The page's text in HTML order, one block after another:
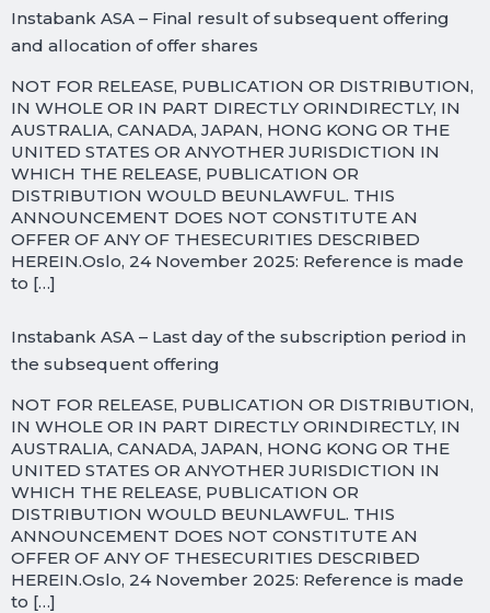
Instabank ASA – Final result of subsequent offering
and allocation of offer shares
NOT FOR RELEASE, PUBLICATION OR DISTRIBUTION,
IN WHOLE OR IN PART DIRECTLY ORINDIRECTLY, IN
AUSTRALIA, CANADA, JAPAN, HONG KONG OR THE
UNITED STATES OR ANYOTHER JURISDICTION IN
WHICH THE RELEASE, PUBLICATION OR
DISTRIBUTION WOULD BEUNLAWFUL. THIS
ANNOUNCEMENT DOES NOT CONSTITUTE AN
OFFER OF ANY OF THESECURITIES DESCRIBED
HEREIN.Oslo, 24 November 2025: Reference is made
to […]
Instabank ASA – Last day of the subscription period in
the subsequent offering
NOT FOR RELEASE, PUBLICATION OR DISTRIBUTION,
IN WHOLE OR IN PART DIRECTLY ORINDIRECTLY, IN
AUSTRALIA, CANADA, JAPAN, HONG KONG OR THE
UNITED STATES OR ANYOTHER JURISDICTION IN
WHICH THE RELEASE, PUBLICATION OR
DISTRIBUTION WOULD BEUNLAWFUL. THIS
ANNOUNCEMENT DOES NOT CONSTITUTE AN
OFFER OF ANY OF THESECURITIES DESCRIBED
HEREIN.Oslo, 24 November 2025: Reference is made
to […]